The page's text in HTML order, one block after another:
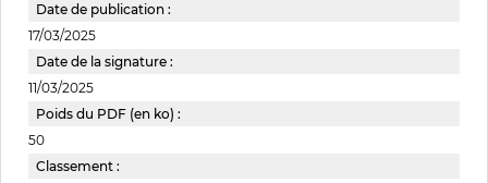
Date de publication :
17/03/2025
Date de la signature :
11/03/2025
Poids du PDF (en ko) :
50
Classement :